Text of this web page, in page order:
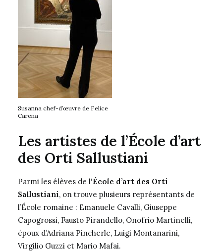
Susanna chef-d’œuvre de Felice
Carena
Les artistes de l’École d’art
des Orti Sallustiani
Parmi les élèves de l‘École d’art des Orti
Sallustiani, on trouve plusieurs représentants de
l’École romaine : Emanuele Cavalli, Giuseppe
Capogrossi, Fausto Pirandello, Onofrio Martinelli,
époux d’Adriana Pincherle, Luigi Montanarini,
Virgilio Guzzi et Mario Mafai.